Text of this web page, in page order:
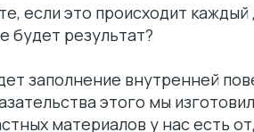
если это происходит
будет результат?
заполнение внутренней
этого мы
материалов у нас есть